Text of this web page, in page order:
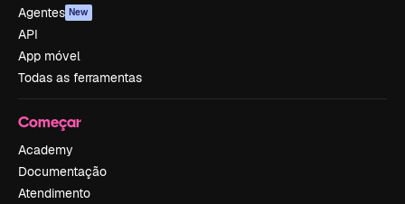
Agentes New
API
App móvel
Todas as ferramentas
Começar
Academy
Documentação
Atendimento